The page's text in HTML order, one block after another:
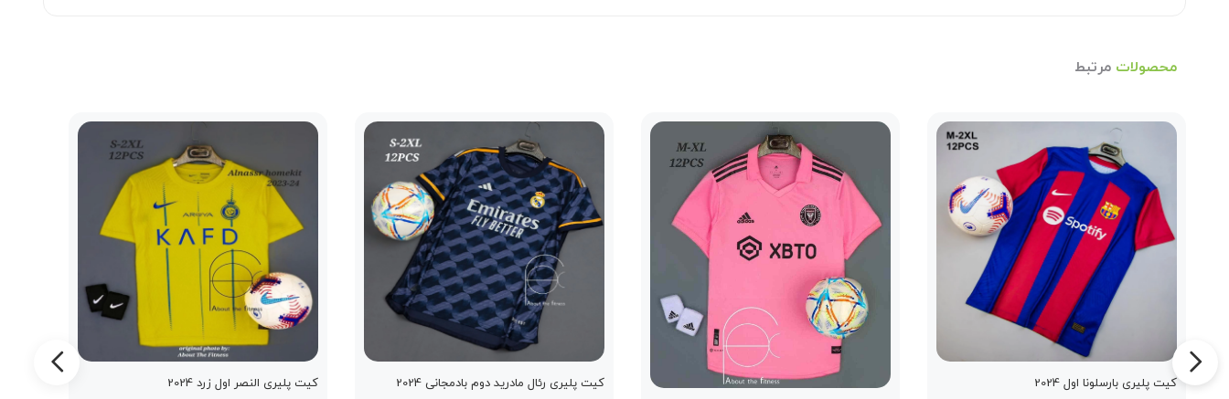
محصولات مرتبط
کیت پلیری بارسلونا اول 2024 کیت پلیری رئال مادرید دوم بادمجانی 2024 کیت پلیری النصر اول زرد 2024